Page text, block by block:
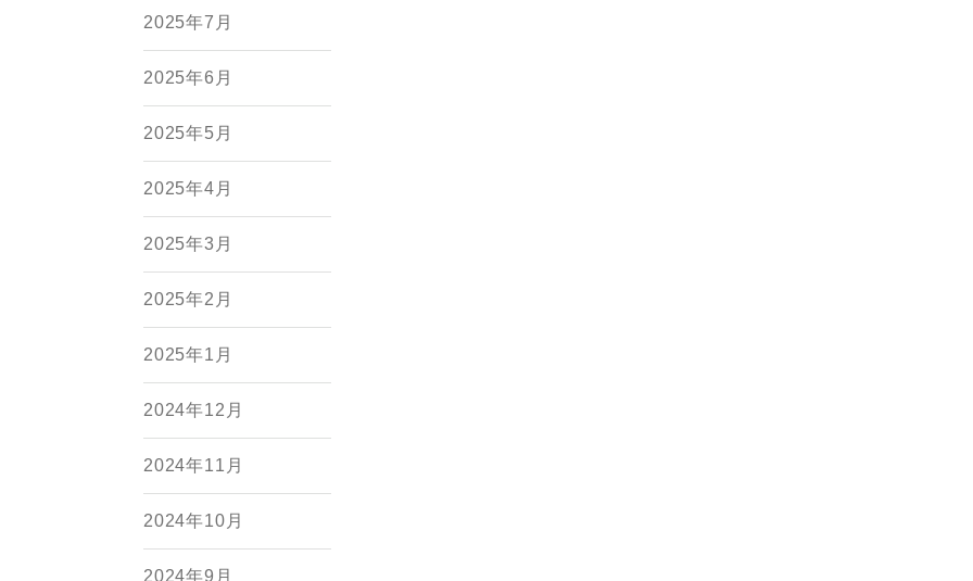
2025年7月
2025年6月
2025年5月
2025年4月
2025年3月
2025年2月
2025年1月
2024年12月
2024年11月
2024年10月
2024年9月